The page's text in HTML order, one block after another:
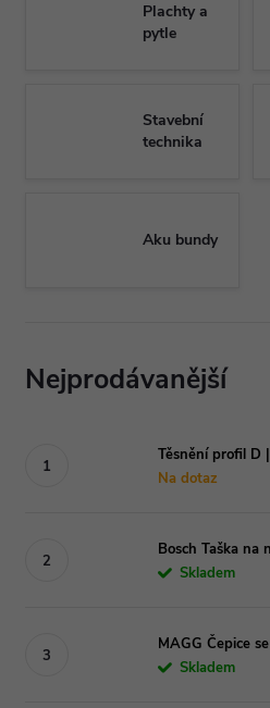
Plachty a
pytle
Stavební
technika
Aku bundy
Nejprodávanější
Těsnění profil D
Na dotaz
Bosch Taška na
Skladem
MAGG Čepice
Skladem